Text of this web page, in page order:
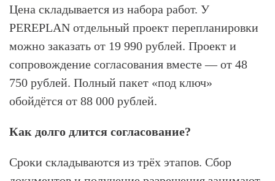
Цена складывается из набора работ. У
PEREPLAN отдельный проект перепланировки
можно заказать от 19 990 рублей. Проект и
сопровождение согласования вместе — от 48
750 рублей. Полный пакет «под ключ»
обойдётся от 88 000 рублей.
Как долго длится согласование?
Сроки складываются из трёх этапов. Сбор